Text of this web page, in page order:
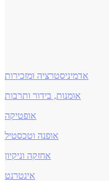
אדמיניסטרציה ומזכירות
אומנות, בידור ותרבות
אופטיקה
אופנה וטכסטיל
אחזקה וניקיון
אינטרנט